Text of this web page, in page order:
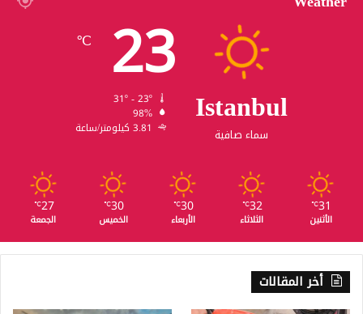
Istanbul
سماء صافية
23
℃
98%
3.81 كيلومتر/ساعة
31
℃
الأثنين
32
℃
الثلاثاء
30
℃
الأربعاء
30
℃
الخميس
27
℃
الجمعة
أخر المقالات